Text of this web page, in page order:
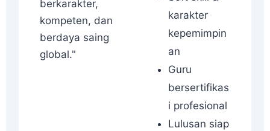
berkarakter,
kompeten, dan
berdaya saing
global."
karakter
kepemimpin
an
Guru
bersertifikas
i profesional
Lulusan siap